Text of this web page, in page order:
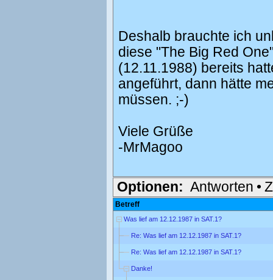
Deshalb brauchte ich
diese "The Big Red
(12.11.1988) bereits
angeführt, dann hätte
müssen. ;-)
Viele Grüße
-MrMagoo
Optionen: Antworten •
Betreff
Was lief am 12.12.1987 in SAT.1?
Re: Was lief am 12.12.1987 in SAT.1?
Re: Was lief am 12.12.1987 in SAT.1?
Danke!